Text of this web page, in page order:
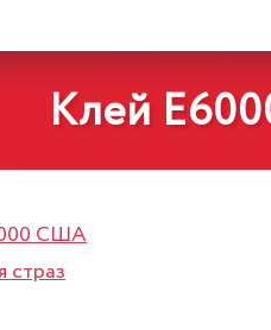
Клей
США
страз